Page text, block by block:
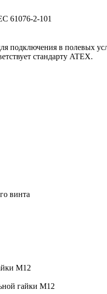
61076-2-101
подключения в
стандарту ATEX.
винта
M12
гайки M12